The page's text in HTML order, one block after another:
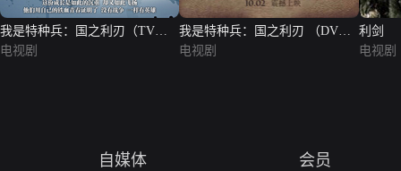
我是特种兵：国之利刃（TV
版）
电视剧
我是特种兵：国之利刃 （DVD
版）
电视剧
利剑
电视剧
自媒体 会员